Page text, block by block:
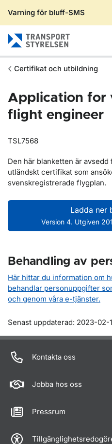
Varning för bluff-SMS
Certifikat och utbildning
Application for
flight engineer
TSL7568
Den här blanketten är
utländskt certifikat som
svenskregistrerade flygplan.
Ladda ner
Version 4. Utgiven
Behandling av
Här hittar du information om
behandlar personuppgifter
och genom våra e-tjänster.
Om sidan
Senast uppdaterad: 2023-02-
Kontakta oss
Jobba hos oss
Pressrum